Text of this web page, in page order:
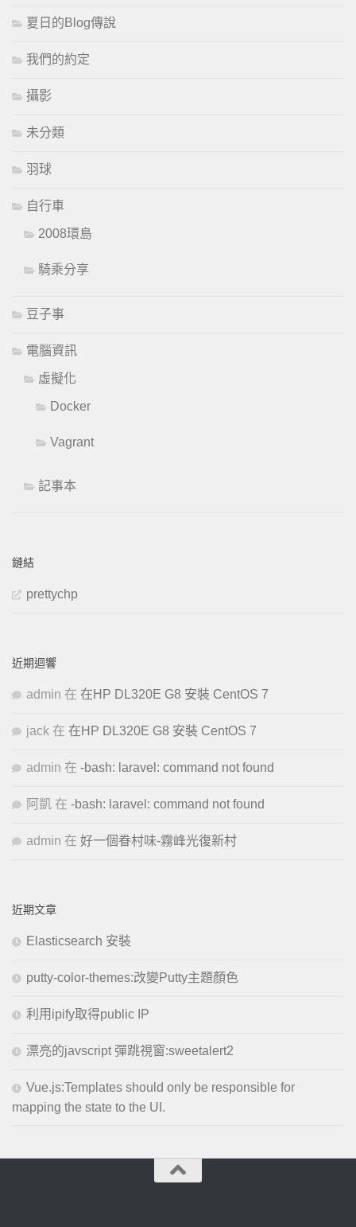
夏日的Blog傳說
我們的約定
攝影
未分類
羽球
自行車
2008環島
騎乘分享
豆子事
電腦資訊
虛擬化
Docker
Vagrant
記事本
鏈結
prettychp
近期迴響
admin 在 在HP DL320E G8 安裝 CentOS 7
jack 在 在HP DL320E G8 安裝 CentOS 7
admin 在 -bash: laravel: command not found
阿凱 在 -bash: laravel: command not found
admin 在 好一個眷村味-霧峰光復新村
近期文章
Elasticsearch 安裝
putty-color-themes:改變Putty主題顏色
利用ipify取得public IP
漂亮的javscript 彈跳視窗:sweetalert2
Vue.js:Templates should only be responsible for
mapping the state to the UI.